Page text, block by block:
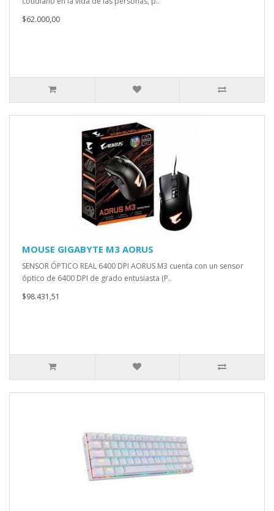
$62.000,00
MOUSE GIGABYTE M3 AORUS
SENSOR ÓPTICO REAL 6400 DPI AORUS M3 cuenta con un sensor
óptico de 6400 DPI de grado entusiasta (P..
$98.431,51